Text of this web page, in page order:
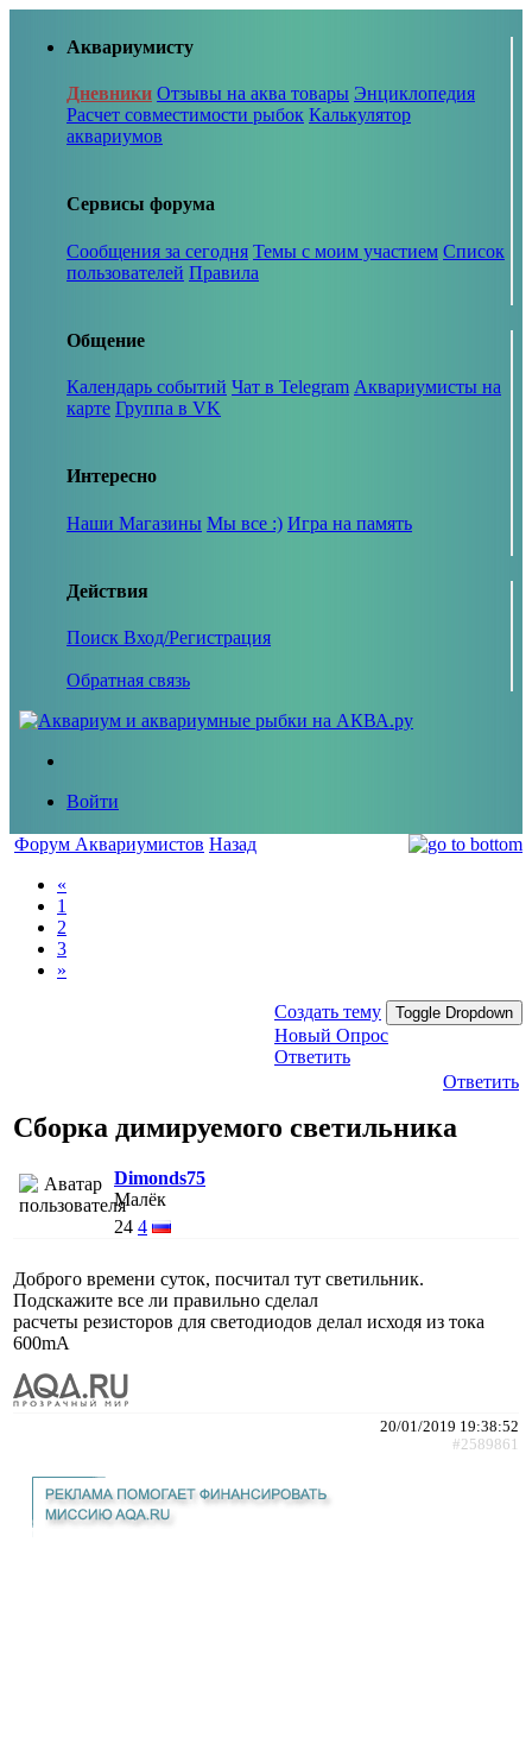
Аквариумисту
Дневники Отзывы на аква товары Энциклопедия
Расчет совместимости рыбок Калькулятор
аквариумов
Сервисы форума
Сообщения за сегодня Темы с моим участием Список
пользователей Правила
Общение
Календарь событий Чат в Telegram Аквариумисты на
карте Группа в VK
Интересно
Наши Магазины Мы все :) Игра на память
Действия
Поиск Вход/Регистрация
Обратная связь
Войти
Форум Аквариумистов Назад
«
1
2
3
»
Создать тему Toggle Dropdown
Новый Опрос
Ответить
Ответить
Сборка димируемого светильника
Dimonds75
Малёк
24 4
Доброго времени суток, посчитал тут светильник.
Подскажите все ли правильно сделал
расчеты резисторов для светодиодов делал исходя из тока
600mA
20/01/2019 19:38:52
#2589861